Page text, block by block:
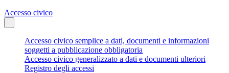
Accesso civico
Accesso civico semplice a dati, documenti e informazioni
soggetti a pubblicazione obbligatoria
Accesso civico generalizzato a dati e documenti ulteriori
Registro degli accessi